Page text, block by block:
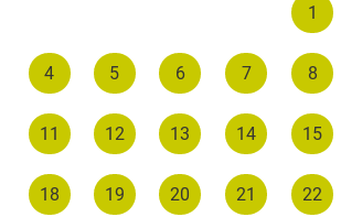
1
4 5 6 7 8
11 12 13 14 15
18 19 20 21 22